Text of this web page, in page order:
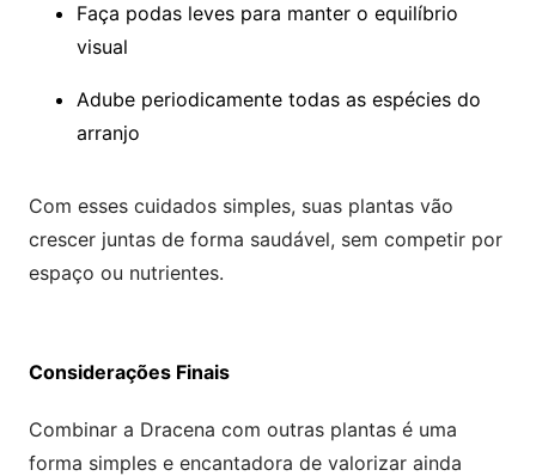
Faça podas leves para manter o equilíbrio
visual
Adube periodicamente todas as espécies do
arranjo
Com esses cuidados simples, suas plantas vão
crescer juntas de forma saudável, sem competir por
espaço ou nutrientes.
Considerações Finais
Combinar a Dracena com outras plantas é uma
forma simples e encantadora de valorizar ainda